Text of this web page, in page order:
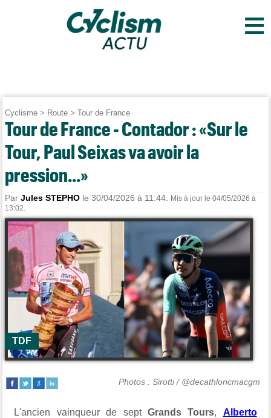
≡
Cyclisme > Route >Tour de France
Tour de France - Contador : «Sur le
Tour, Paul Seixas va avoir la
pression...»
ParJules STEPHO le 30/04/2026 à 11:44.
Mis à jour le 04/05/2026 à
13:02.
TDF
Photos : Sirotti / @decathloncmacgm
L'ancien vainqueur de sept Grands Tours, Alberto